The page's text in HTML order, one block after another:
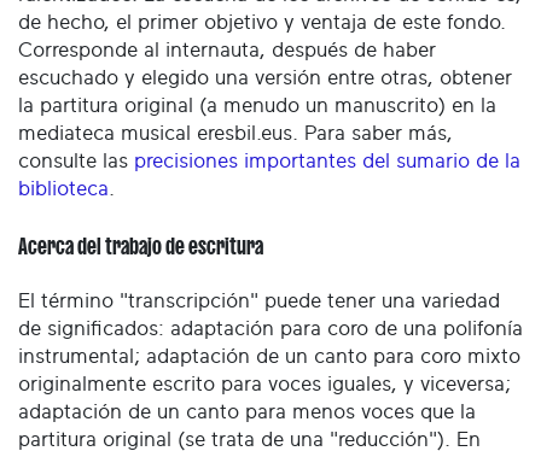
de hecho, el primer objetivo y ventaja de este fondo.
Corresponde al internauta, después de haber
escuchado y elegido una versión entre otras, obtener
la partitura original (a menudo un manuscrito) en la
mediateca musical eresbil.eus. Para saber más,
consulte las precisiones importantes del sumario de la
biblioteca
Acerca del trabajo de escritura
El término "transcripción" puede tener una variedad
de significados: adaptación para coro de una polifonía
instrumental; adaptación de un canto para coro mixto
originalmente escrito para voces iguales, y viceversa;
adaptación de un canto para menos voces que la
partitura original (se trata de una "reducción"). En